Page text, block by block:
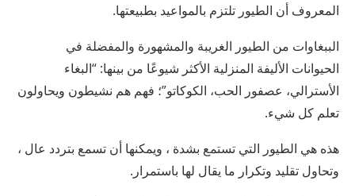
المعروف أن الطيور تلتزم بالمواعيد بطبيعتها.
الببغاوات من الطيور الغريبة والمشهورة والمفضلة في
الحيوانات الأليفة المنزلية الأكثر شيوعًا من بينها: “البغاء
الأسترالي، عصفور الحب، الكوكاتو”؛ فهم هم نشيطون ويحاولون
تعلم كل شيء.
هذه هي الطيور التي تستمع بشدة ، ويمكنها أن تسمع بتردد عال ،
وتحاول تقليد وتكرار ما يقال لها باستمرار.